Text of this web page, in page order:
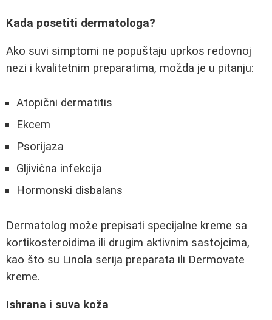
Kada posetiti dermatologa?
Ako suvi simptomi ne popuštaju uprkos redovnoj
nezi i kvalitetnim preparatima, možda je u pitanju:
Atopični dermatitis
Ekcem
Psorijaza
Gljivična infekcija
Hormonski disbalans
Dermatolog može prepisati specijalne kreme sa
kortikosteroidima ili drugim aktivnim sastojcima,
kao što su Linola serija preparata ili Dermovate
kreme.
Ishrana i suva koža